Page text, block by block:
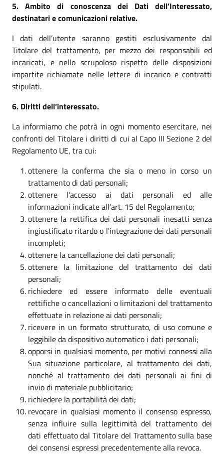
5. Ambito di conoscenza dei Dati dell’Interessato,
destinatari e comunicazioni relative.
I dati dell’utente saranno gestiti esclusivamente dal
Titolare del trattamento, per mezzo dei responsabili ed
incaricati, e nello scrupoloso rispetto delle disposizioni
impartite richiamate nelle lettere di incarico e contratti
stipulati.
6. Diritti dell’interessato.
La informiamo che potrà in ogni momento esercitare, nei
confronti del Titolare i diritti di cui al Capo III Sezione 2 del
Regolamento UE, tra cui:
ottenere la conferma che sia o meno in corso un
trattamento di dati personali;
ottenere l'accesso ai dati personali ed alle
informazioni indicate all’art. 15 del Regolamento;
ottenere la rettifica dei dati personali inesatti senza
ingiustificato ritardo o l'integrazione dei dati personali
incompleti;
ottenere la cancellazione dei dati personali;
ottenere la limitazione del trattamento dei dati
personali;
richiedere ed essere informato delle eventuali
rettifiche o cancellazioni o limitazioni del trattamento
effettuate in relazione ai dati personali;
ricevere in un formato strutturato, di uso comune e
leggibile da dispositivo automatico i dati personali;
opporsi in qualsiasi momento, per motivi connessi alla
Sua situazione particolare, al trattamento dei dati,
nonché al trattamento dei dati personali ai fini di
invio di materiale pubblicitario;
richiedere la portabilità dei dati;
revocare in qualsiasi momento il consenso espresso,
senza influire sulla legittimità del trattamento dei
dati effettuato dal Titolare del Trattamento sulla base
dei consensi espressi precedentemente alla revoca.